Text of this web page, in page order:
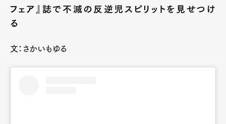
フェア』誌で不滅の反逆児スピリットを見せつけ
る
文：さかいもゆる